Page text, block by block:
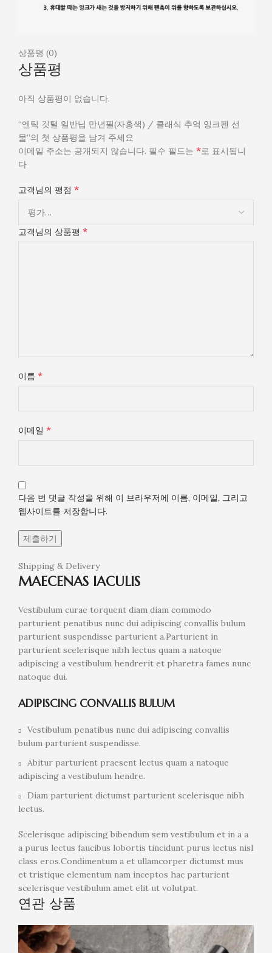
상품평 (0)
상품평
아직 상품평이 없습니다.
“엔틱 깃털 일반닙 만년필(자홍색) / 클래식 추억 잉크펜 선
물”의 첫 상품평을 남겨 주세요
이메일 주소는 공개되지 않습니다. 필수 필드는 *로 표시됩니
다
고객님의 평점 *
고객님의 상품평 *
이름 *
이메일 *
다음 번 댓글 작성을 위해 이 브라우저에 이름, 이메일, 그리고
웹사이트를 저장합니다.
Shipping & Delivery
MAECENAS IACULIS
Vestibulum curae torquent diam diam commodo
parturient penatibus nunc dui adipiscing convallis bulum
parturient suspendisse parturient a.Parturient in
parturient scelerisque nibh lectus quam a natoque
adipiscing a vestibulum hendrerit et pharetra fames nunc
natoque dui.
ADIPISCING CONVALLIS BULUM
Vestibulum penatibus nunc dui adipiscing convallis
bulum parturient suspendisse.
Abitur parturient praesent lectus quam a natoque
adipiscing a vestibulum hendre.
Diam parturient dictumst parturient scelerisque nibh
lectus.
Scelerisque adipiscing bibendum sem vestibulum et in a a
a purus lectus faucibus lobortis tincidunt purus lectus nisl
class eros.Condimentum a et ullamcorper dictumst mus
et tristique elementum nam inceptos hac parturient
scelerisque vestibulum amet elit ut volutpat.
연관 상품